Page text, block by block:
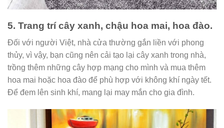
5. Trang trí cây xanh, chậu hoa mai, hoa đào.
Đối với người Việt, nhà cửa thường gắn liền với phong
thủy, vì vậy, bạn cũng nên cải tạo lại cây xanh trong nhà,
trồng thêm những cây hợp mạng cho mình và mua thêm
hoa mai hoặc hoa đào để phù hợp với không khí ngày tết.
Để đem lên sinh khí, mang lại may mắn cho gia đình.